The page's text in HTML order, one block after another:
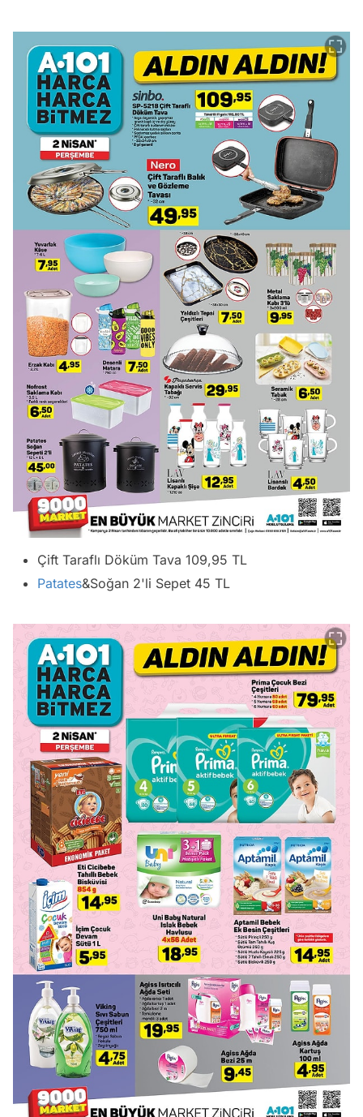
Çift Taraflı Döküm Tava 109,95 TL
Patates&Soğan 2'li Sepet 45 TL